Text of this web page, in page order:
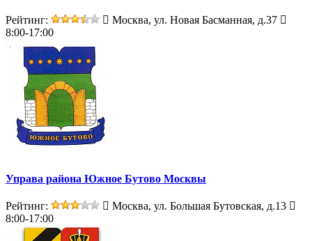
Рейтинг:
Москва, ул. Новая Басманная, д.37
8:00-17:00
Управа района Южное Бутово Москвы
Рейтинг:
Москва, ул. Большая Бутовская, д.13
8:00-17:00